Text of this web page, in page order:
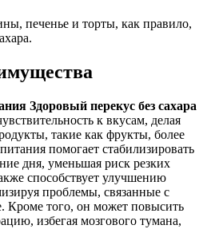
печенье и торты, как правило,
Здоровый перекус без сахара
к вкусам, делая
такие как фрукты, более
помогает стабилизировать
дня, уменьшая риск резких
способствует улучшению
проблемы, связанные с
Кроме того, он может повысить
избегая мозгового тумана,